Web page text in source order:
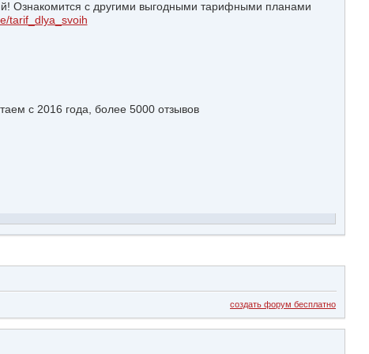
Ознакомится с другими выгодными тарифными планами
tarif_dlya_svoih
с 2016 года, более 5000 отзывов
создать форум бесплатно